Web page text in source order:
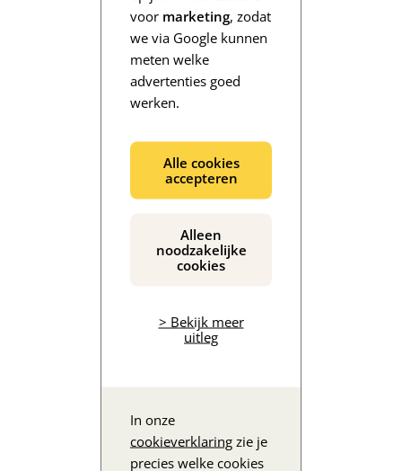
voor marketing, zodat
we via Google kunnen
meten welke
advertenties goed
werken.
Alle cookies
accepteren
Alleen
noodzakelijke
cookies
> Bekijk meer
uitleg
In onze
cookieverklaring zie je
precies welke cookies
De inhoud wordt geladen...